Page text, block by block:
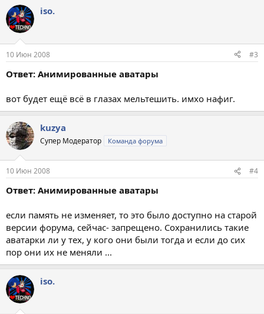
iso.
10 Июн 2008 #3
Ответ: Анимированные аватары
вот будет ещё всё в глазах мельтешить. имхо нафиг.
kuzya
Супер Модератор Команда форума
10 Июн 2008 #4
Ответ: Анимированные аватары
если память не изменяет, то это было доступно на старой
версии форума, сейчас- запрещено. Сохранились такие
аватарки ли у тех, у кого они были тогда и если до сих
пор они их не меняли ...
iso.